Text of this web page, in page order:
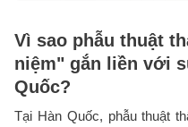
Vì sao phẫu thuật
niệm" gắn liền với
Quốc?
Tại Hàn Quốc, phẫu thuật